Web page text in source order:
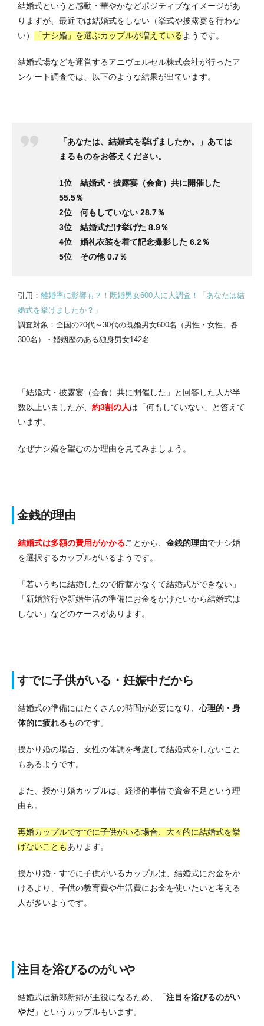
結婚式というと感動・華やかなどポジティブなイメージがあ
りますが、最近では結婚式をしない（挙式や披露宴を行わな
い）
「ナシ婚」を選ぶカップルが増えている ようです。
結婚式場などを運営するアニヴェルセル株式会社が行ったア
ンケート調査では、以下のような結果が出ています。
「あなたは、結婚式を挙げましたか。」あては
まるものをお答えください。
1位 結婚式・披露宴（会食）共に開催した
55.5％
2位 何もしていない 28.7％
3位 結婚式だけ挙げた 8.9％
4位 婚礼衣装を着て記念撮影した 6.2％
5位 その他 0.7％
引用： 離婚率に影響も？！既婚男女600人に大調査！「あなたは結
婚式を挙げましたか？」
調査対象：全国の20代～30代の既婚男女600名（男性・女性、各
300名）・婚姻歴のある独身男女142名
「結婚式・披露宴（会食）共に開催した」と回答した人が半
数以上いましたが、 約3割の人は「何もしていない」と答えて
います。
なぜナシ婚を望むのか理由を見てみましょう。
金銭的理由
結婚式は多額の費用がかかることから、 金銭的理由でナシ婚
を選択するカップルがいるようです。
「若いうちに結婚したので貯蓄がなくて結婚式ができない」
「新婚旅行や新婚生活の準備にお金をかけたいから結婚式は
しない」などのケースがあります。
すでに子供がいる・妊娠中だから
結婚式の準備にはたくさんの時間が必要になり、 心理的・身
体的に疲れるものです。
授かり婚の場合、女性の体調を考慮して結婚式をしないこと
もあるようです。
また、授かり婚カップルは、経済的事情で資金不足という理
由も。
再婚カップルですでに子供がいる場合、大々的に結婚式を挙
げないこともあります。
授かり婚・すでに子供がいるカップルは、結婚式にお金をか
けるより、子供の教育費や生活費にお金を使いたいと考える
人が多いようです。
注目を浴びるのがいや
結婚式は新郎新婦が主役になるため、「注目を浴びるのがい
やだ」というカップルもいます。